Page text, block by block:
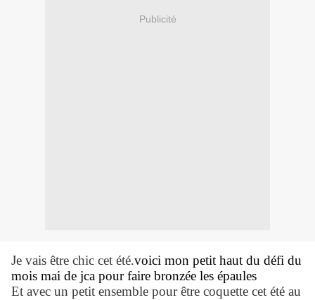
Publicité
Je vais être chic cet été.voici mon petit haut du défi du
mois mai de jca pour faire bronzée les épaules
Et avec un petit ensemble pour être coquette cet été au